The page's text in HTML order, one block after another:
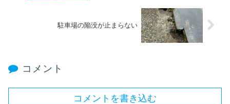
駐車場の陥没が止まらない
コメント
コメントを書き込む